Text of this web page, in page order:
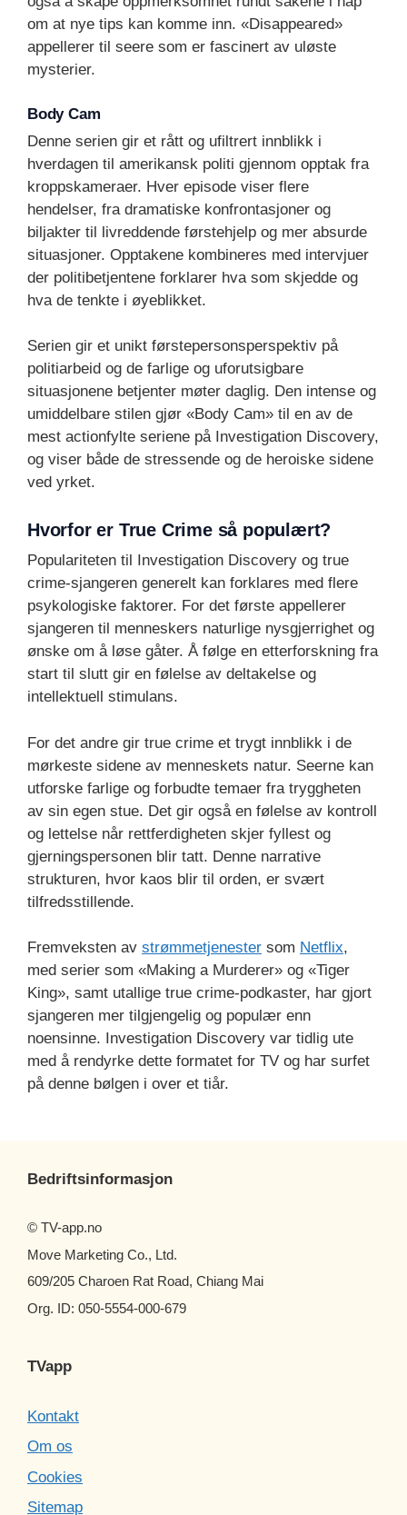
om at nye tips kan komme inn. «Disappeared»
appellerer til seere som er fascinert av uløste
mysterier.
Body Cam
Denne serien gir et rått og ufiltrert innblikk i
hverdagen til amerikansk politi gjennom opptak fra
kroppskameraer. Hver episode viser flere
hendelser, fra dramatiske konfrontasjoner og
biljakter til livreddende førstehjelp og mer absurde
situasjoner. Opptakene kombineres med intervjuer
der politibetjentene forklarer hva som skjedde og
hva de tenkte i øyeblikket.
Serien gir et unikt førstepersonsperspektiv på
politiarbeid og de farlige og uforutsigbare
situasjonene betjenter møter daglig. Den intense og
umiddelbare stilen gjør «Body Cam» til en av de
mest actionfylte seriene på Investigation Discovery,
og viser både de stressende og de heroiske sidene
ved yrket.
Hvorfor er True Crime så populært?
Populariteten til Investigation Discovery og true
crime-sjangeren generelt kan forklares med flere
psykologiske faktorer. For det første appellerer
sjangeren til menneskers naturlige nysgjerrighet og
ønske om å løse gåter. Å følge en etterforskning fra
start til slutt gir en følelse av deltakelse og
intellektuell stimulans.
For det andre gir true crime et trygt innblikk i de
mørkeste sidene av menneskets natur. Seerne kan
utforske farlige og forbudte temaer fra tryggheten
av sin egen stue. Det gir også en følelse av kontroll
og lettelse når rettferdigheten skjer fyllest og
gjerningspersonen blir tatt. Denne narrative
strukturen, hvor kaos blir til orden, er svært
tilfredsstillende.
Fremveksten av strømmetjenester som Netflix,
med serier som «Making a Murderer» og «Tiger
King», samt utallige true crime-podkaster, har gjort
sjangeren mer tilgjengelig og populær enn
noensinne. Investigation Discovery var tidlig ute
med å rendyrke dette formatet for TV og har surfet
på denne bølgen i over et tiår.
Bedriftsinformasjon
© TV-app.no
Move Marketing Co., Ltd.
609/205 Charoen Rat Road, Chiang Mai
Org. ID: 050-5554-000-679
TVapp
Kontakt
Om os
Cookies
Sitemap